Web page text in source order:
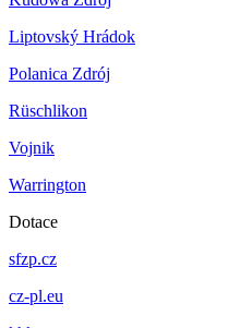
Liptovský Hrádok
Polanica Zdrój
Rüschlikon
Vojnik
Warrington
Dotace
sfzp.cz
cz-pl.eu